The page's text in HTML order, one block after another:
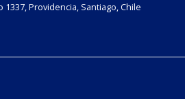
Providencia, Santiago, Chile